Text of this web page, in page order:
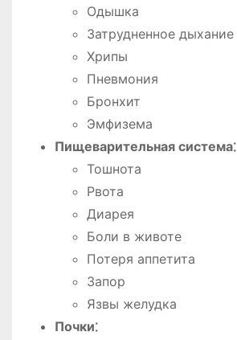
Одышка
Затрудненное дыхание
Хрипы
Пневмония
Бронхит
Эмфизема
Пищеварительная система⁚
Тошнота
Рвота
Диарея
Боли в животе
Потеря аппетита
Запор
Язвы желудка
Почки⁚